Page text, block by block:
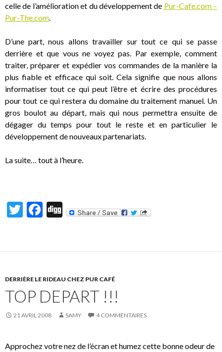
celle de l’amélioration et du développement de Pur-Cafe.com –
Pur-The.com.
D’une part, nous allons travailler sur tout ce qui se passe
derrière et que vous ne voyez pas. Par exemple, comment
traiter, préparer et expédier vos commandes de la manière la
plus fiable et efficace qui soit. Cela signifie que nous allons
informatiser tout ce qui peut l’être et écrire des procédures
pour tout ce qui restera du domaine du traitement manuel. Un
gros boulot au départ, mais qui nous permettra ensuite de
dégager du temps pour tout le reste et en particulier le
développement de nouveaux partenariats.
La suite… tout à l’heure.
T
er
F
b
o
o
k
Di
DERRIÈRE LE RIDEAU CHEZ PUR CAFÉ
TOP DEPART !!!
21 AVRIL 2008 SAMY 4 COMMENTAIRES
Approchez votre nez de l’écran et humez cette bonne odeur de